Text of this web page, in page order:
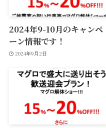
2024年9-10月のキャンペ
ーン情報です！
2024年9月2日